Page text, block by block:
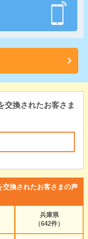
交換されたお客さま
交換されたお客さまの声
兵庫県
（642件）